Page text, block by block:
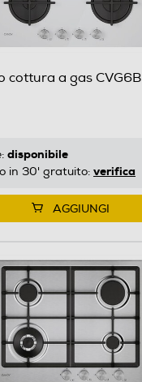
cottura a gas
disponibile
in 30' gratuito: verifica
AGGIUNGI